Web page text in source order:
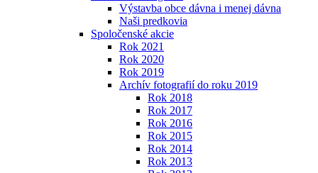
Výstavba obce dávna i menej dávna
Naši predkovia
Spoločenské akcie
Rok 2021
Rok 2020
Rok 2019
Archív fotografií do roku 2019
Rok 2018
Rok 2017
Rok 2016
Rok 2015
Rok 2014
Rok 2013